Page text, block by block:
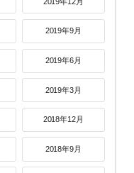
2019年9月
2019年6月
2019年3月
2018年12月
2018年9月